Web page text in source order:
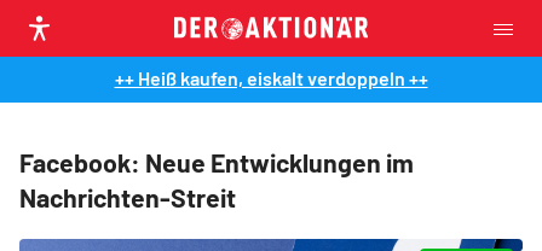
++ Heiß kaufen, eiskalt verdoppeln ++
Facebook: Neue Entwicklungen im
Nachrichten-Streit